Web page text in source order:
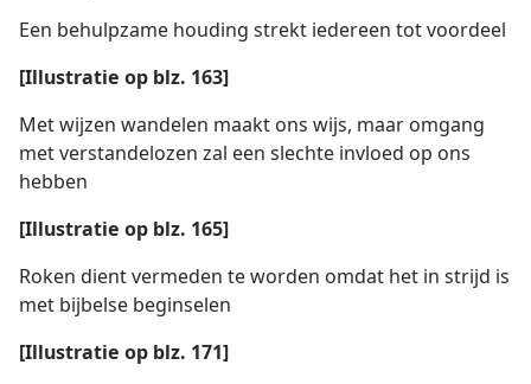
Een behulpzame houding strekt iedereen tot voordeel
[Illustratie op blz. 163]
Met wijzen wandelen maakt ons wijs, maar omgang
met verstandelozen zal een slechte invloed op ons
hebben
[Illustratie op blz. 165]
Roken dient vermeden te worden omdat het in strijd is
met bijbelse beginselen
[Illustratie op blz. 171]